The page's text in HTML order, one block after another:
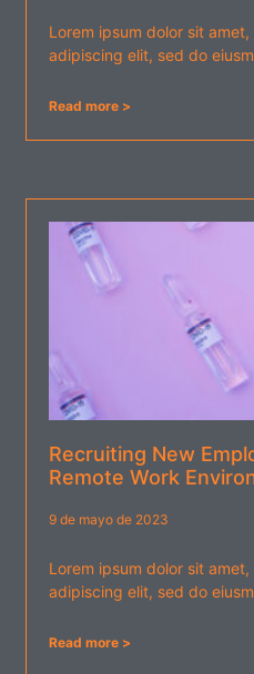
Lorem ipsum dolor sit
adipiscing elit, sed do
Read more >
Recruiting New
Remote Work
9 de mayo de 2023
Lorem ipsum dolor sit
adipiscing elit, sed do
Read more >